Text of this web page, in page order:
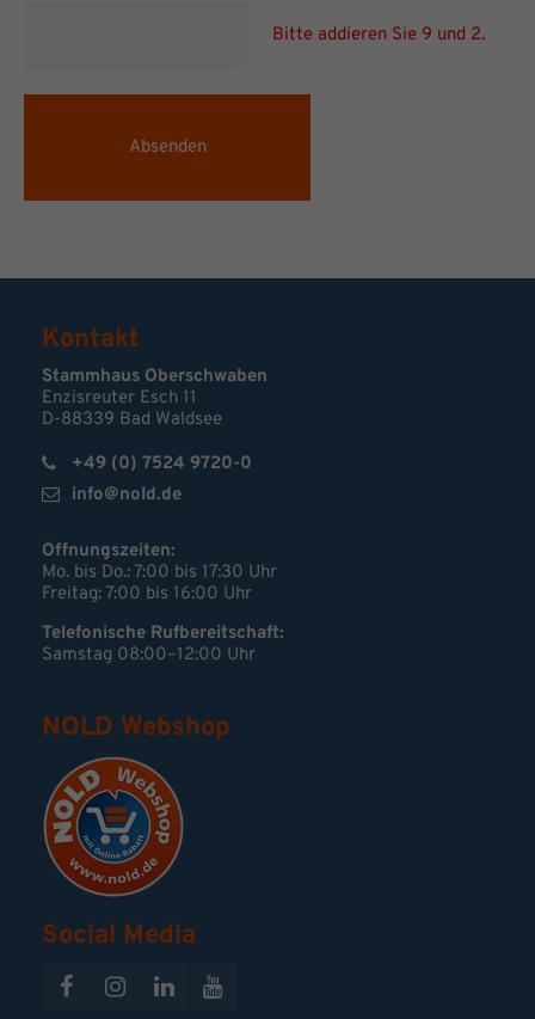
Bitte addieren Sie 9 und 2.
Absenden
Kontakt
Stammhaus Oberschwaben
Enzisreuter Esch 11
D-88339 Bad Waldsee
+49 (0) 7524 9720-0
info@nold.de
Öffnungszeiten:
Mo. bis Do.: 7:00 bis 17:30 Uhr
Freitag: 7:00 bis 16:00 Uhr
Telefonische Rufbereitschaft:
Samstag 08:00–12:00 Uhr
NOLD Webshop
Social Media